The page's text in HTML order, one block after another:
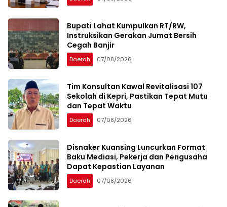
Bupati Lahat Kumpulkan RT/RW,
Instruksikan Gerakan Jumat Bersih
Cegah Banjir
Daerah 07/08/2026
Tim Konsultan Kawal Revitalisasi 107
Sekolah di Kepri, Pastikan Tepat Mutu
dan Tepat Waktu
Daerah 07/08/2026
Disnaker Kuansing Luncurkan Format
Baku Mediasi, Pekerja dan Pengusaha
Dapat Kepastian Layanan
Daerah 07/08/2026